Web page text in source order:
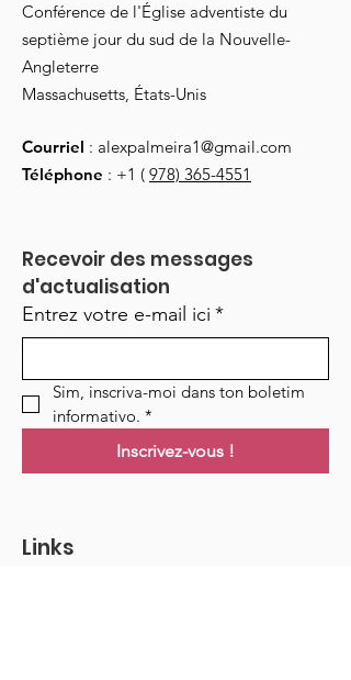
Conférence de l'Église adventiste du
septième jour du sud de la Nouvelle-
Angleterre
Massachusetts, États-Unis
Courriel : alexpalmeira1@gmail.com
Téléphone : +1 ( 978) 365-4551
Recevoir des messages
d'actualisation
Entrez votre e-mail ici *
Sim, inscriva-moi dans ton boletim
informativo. *
Inscrivez-vous !
Links